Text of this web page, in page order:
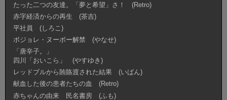
たった二つの友達。「夢と希望」さ！ (Retro)
赤字経済からの再生 (茶吉)
平社員 (しろこ)
ボジョレ・ヌーボー解禁 (やなせ)
「唐辛子。」
四川「おいこら」 (やすゆき)
レッドブルから賄賂渡された結果 (いばん)
献血した後の患者たちの血 (Retro)
赤ちゃんの由来 民名書房 (ふも)